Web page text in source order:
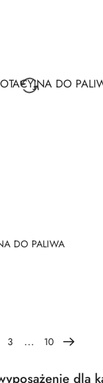
DO PALIWA
DO KOSZYKA
3 ... 10
dla